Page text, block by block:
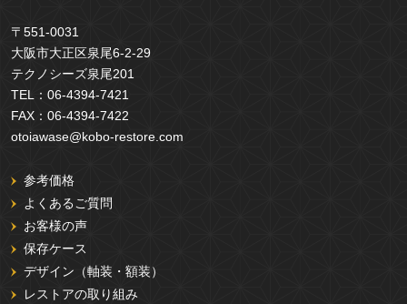
〒551-0031
大阪市大正区泉尾6-2-29
テクノシーズ泉尾201
TEL： 06-4394-7421
FAX： 06-4394-7422
otoiawase@kobo-restore.com
参考価格
よくあるご質問
お客様の声
保存ケース
デザイン（軸装・額装）
レストアの取り組み